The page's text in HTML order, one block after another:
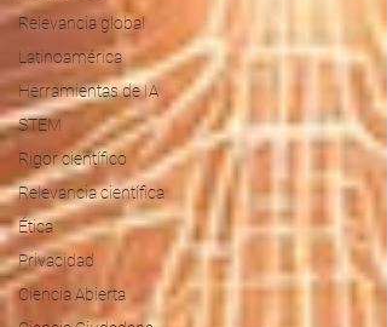
Relevancia global
Latinoamérica
Herramientas de IA
STEM
Rigor científico
Relevancia científica
Ética
Privacidad
Ciencia Abierta